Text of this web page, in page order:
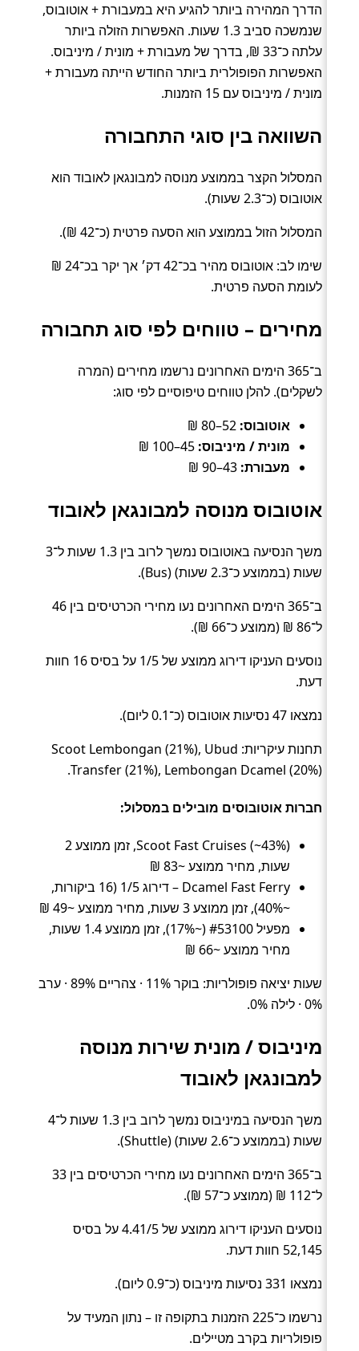
הדרך המהירה ביותר להגיע היא במעבורת + אוטובוס,
שנמשכה סביב 1.3 שעות. האפשרות הזולה ביותר
עלתה כ־33 ₪, בדרך של מעבורת + מונית / מיניבוס.
האפשרות הפופולרית ביותר החודש הייתה מעבורת +
מונית / מיניבוס עם 15 הזמנות.
השוואה בין סוגי התחבורה
המסלול הקצר בממוצע מנוסה למבונגאן לאובוד הוא
אוטובוס (כ־2.3 שעות).
המסלול הזול בממוצע הוא הסעה פרטית (כ־42 ₪).
שימו לב: אוטובוס מהיר בכ־42 דק׳ אך יקר בכ־24 ₪
לעומת הסעה פרטית.
מחירים – טווחים לפי סוג תחבורה
ב־365 הימים האחרונים נרשמו מחירים (המרה
לשקלים). להלן טווחים טיפוסיים לפי סוג:
אוטובוס:
מונית / מיניבוס:
מעבורת:
אוטובוס מנוסה למבונגאן לאובוד
משך הנסיעה באוטובוס נמשך לרוב בין 1.3 שעות ל־3
שעות (בממוצע כ־2.3 שעות) (Bus).
ב־365 הימים האחרונים נעו מחירי הכרטיסים בין 46
ל־86 ₪ (ממוצע כ־66 ₪).
נוסעים העניקו דירוג ממוצע של 1/5 על בסיס 16 חוות
דעת.
נמצאו 47 נסיעות אוטובוס (כ־0.1 ליום).
תחנות עיקריות: Scoot Lembongan (21%), Ubud
Transfer (21%), Lembongan Dcamel (20%).
חברות אוטובוסים מובילים במסלול:
Scoot Fast Cruises (~43%), זמן ממוצע 2
שעות, מחיר ממוצע ~83 ₪
Dcamel Fast Ferry – דירוג 1/5 (16 ביקורות,
~40%), זמן ממוצע 3 שעות, מחיר ממוצע ~49 ₪
מפעיל #53100 (~17%), זמן ממוצע 1.4 שעות,
מחיר ממוצע ~66 ₪
שעות יציאה פופולריות: בוקר 11% · צהריים 89% · ערב
0% · לילה 0%.
מיניבוס / מונית שירות מנוסה
למבונגאן לאובוד
משך הנסיעה במיניבוס נמשך לרוב בין 1.3 שעות ל־4
שעות (בממוצע כ־2.6 שעות) (Shuttle).
ב־365 הימים האחרונים נעו מחירי הכרטיסים בין 33
ל־112 ₪ (ממוצע כ־57 ₪).
נוסעים העניקו דירוג ממוצע של 4.41/5 על בסיס
52,145 חוות דעת.
נמצאו 331 נסיעות מיניבוס (כ־0.9 ליום).
נרשמו כ־225 הזמנות בתקופה זו – נתון המעיד על
פופולריות בקרב מטיילים.